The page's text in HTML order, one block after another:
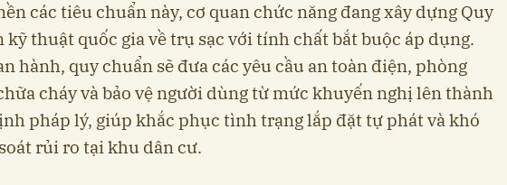
các tiêu chuẩn này, cơ quan chức năng đang xây dựng Quy
kỹ thuật quốc gia về trụ sạc với tính chất bắt buộc áp dụng.
hành, quy chuẩn sẽ đưa các yêu cầu an toàn điện, phòng
cháy và bảo vệ người dùng từ mức khuyến nghị lên thành
pháp lý, giúp khắc phục tình trạng lắp đặt tự phát và khó
rủi ro tại khu dân cư.